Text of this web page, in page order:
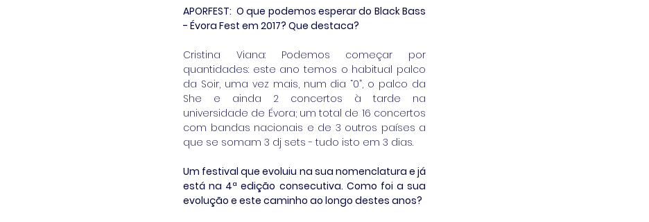
APORFEST:  O que podemos esperar do Black Bass
- Évora Fest em 2017? Que destaca?
Cristina Viana: Podemos começar por
quantidades: este ano temos o habitual palco
da Soir, uma vez mais, num dia “0”, o palco da
She e ainda 2 concertos à tarde na
universidade de Évora; um total de 16 concertos
com bandas nacionais e de 3 outros países a
que se somam 3 dj sets - tudo isto em 3 dias.
Um festival que evoluiu na sua nomenclatura e já
está na 4ª edição consecutiva. Como foi a sua
evolução e este caminho ao longo destes anos?